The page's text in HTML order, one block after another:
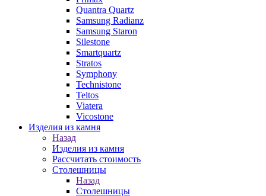
Quantra Quartz
Samsung Radianz
Samsung Staron
Silestone
Smartquartz
Stratos
Symphony
Technistone
Teltos
Viatera
Vicostone
Изделия из камня
Назад
Изделия из камня
Рассчитать стоимость
Столешницы
Назад
Столешницы